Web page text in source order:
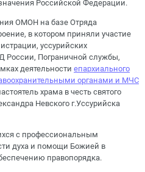
Российской Федерации.
ОМОН на базе Отряда
в котором приняли участие
уссурийских
России, Пограничной службы,
деятельности епархиального
органами и МЧС
храма в честь святого
Невского г.Уссурийска
с профессиональным
духа и помощи Божией в
правопорядка.